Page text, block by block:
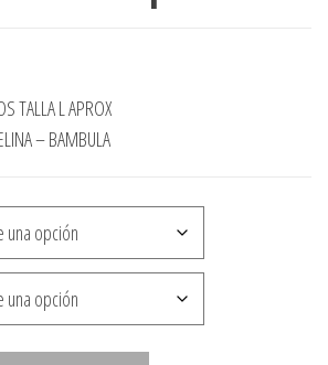
TALLA L APROX
– BAMBULA